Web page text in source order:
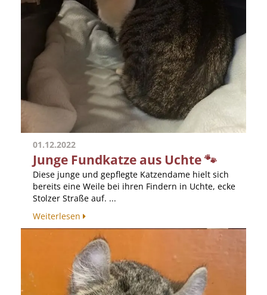
01.12.2022
Junge Fundkatze aus Uchte 🐾
Diese junge und gepflegte Katzendame hielt sich
bereits eine Weile bei ihren Findern in Uchte, ecke
Stolzer Straße auf. ...
Weiterlesen